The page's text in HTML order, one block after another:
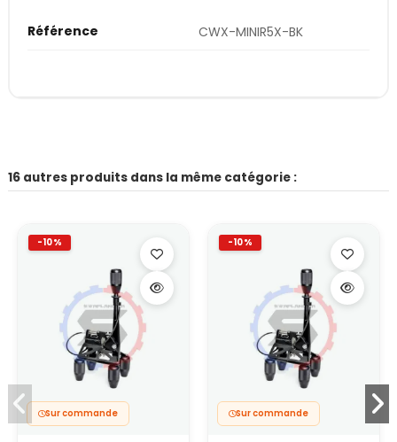
Référence CWX-MINIR5X-BK
16 autres produits dans la même catégorie :
-10%
Sur commande
-10%
Sur commande